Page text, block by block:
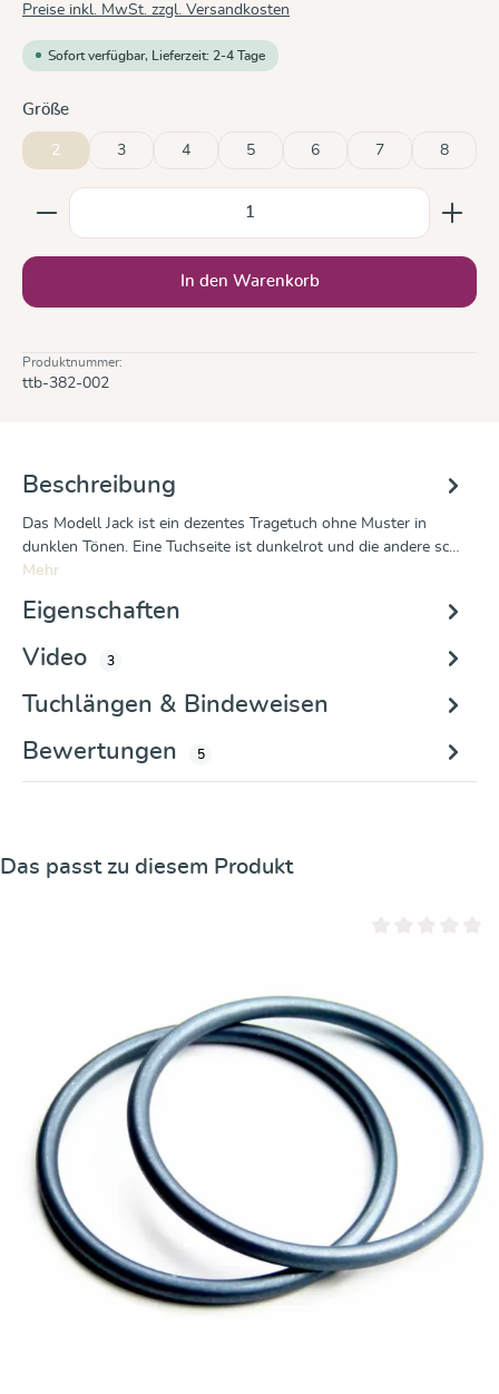
Preise inkl. MwSt. zzgl. Versandkosten
Sofort verfügbar, Lieferzeit: 2-4 Tage
Größeauswählen
2 3 4 5 6 7 8
Produkt Anzahl: Gib den gewünschten Wert ein
In den Warenkorb
Produktnummer:
ttb-382-002
Beschreibung
Das Modell Jack ist ein dezentes Tragetuch ohne Muster in
dunklen Tönen. Eine Tuchseite ist dunkelrot und die andere sc…
Mehr
Eigenschaften
Video
3
Tuchlängen & Bindeweisen
Bewertungen
5
Produktgalerie überspringen
Das passt zu diesem Produkt